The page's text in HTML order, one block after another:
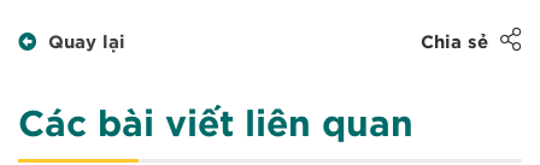
Quay lại Chia sẻ
Các bài viết liên quan